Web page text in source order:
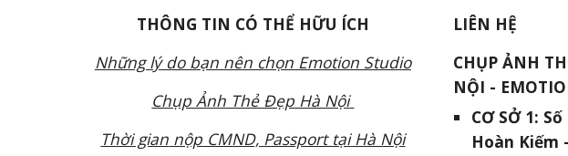
THÔNG TIN CÓ THỂ HỮU ÍCH
Những lý do bạn nên chọn Emotion Studio
Chụp Ảnh Thẻ Đẹp Hà Nội
Thời gian nộp CMND, Passport tạiHà Nội
LIÊN HỆ
CHỤP ẢNH
NỘI -
CƠ SỞ 1:
Hoàn Kiếm